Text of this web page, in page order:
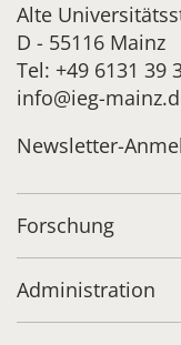
Publikationen
Alte
D - 55116 Mainz
Tel: +49 6131 39
info@ieg-
Newsletter-
Forschung
Administration